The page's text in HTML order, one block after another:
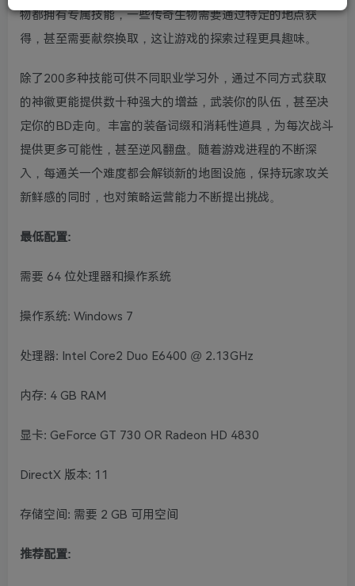
物都拥有专属技能，一些传奇生物需要通过特定的地点获
得，甚至需要献祭换取，这让游戏的探索过程更具趣味。
除了200多种技能可供不同职业学习外，通过不同方式获取
的神徽更能提供数十种强大的增益，武装你的队伍，甚至决
定你的BD走向。丰富的装备词缀和消耗性道具，为每次战斗
提供更多可能性，甚至逆风翻盘。随着游戏进程的不断深
入，每通关一个难度都会解锁新的地图设施，保持玩家攻关
新鲜感的同时，也对策略运营能力不断提出挑战。
最低配置:
需要 64 位处理器和操作系统
操作系统: Windows 7
处理器: Intel Core2 Duo E6400 @ 2.13GHz
内存: 4 GB RAM
显卡: GeForce GT 730 OR Radeon HD 4830
DirectX 版本: 11
存储空间: 需要 2 GB 可用空间
推荐配置: